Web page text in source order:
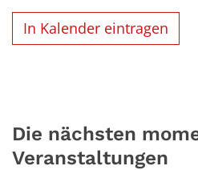
In Kalender eintragen
Die nächsten
Veranstaltungen